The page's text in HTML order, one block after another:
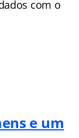
com o
e um